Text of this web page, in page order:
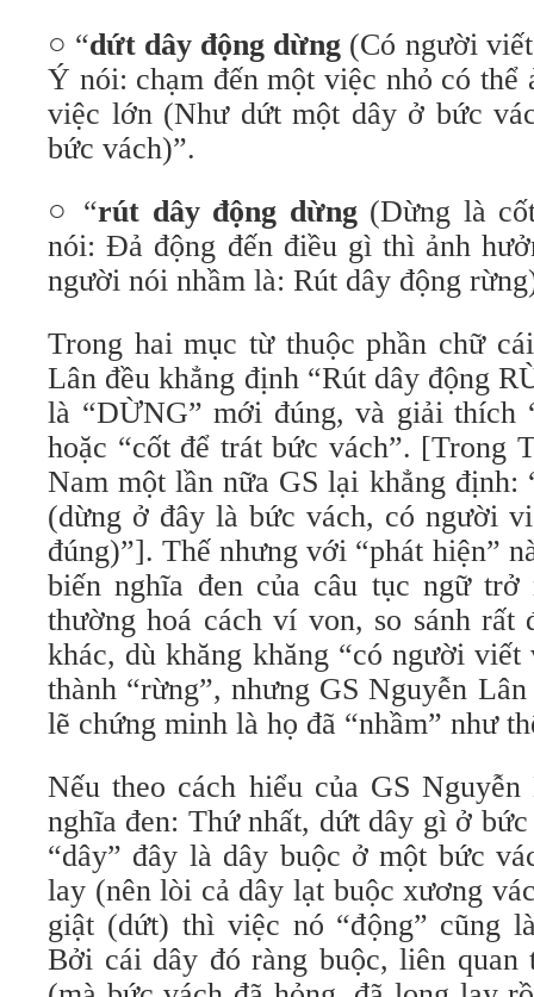
○ “dứt dây động dừng (Có người
Ý nói: chạm đến một việc nhỏ có thể
việc lớn (Như dứt một dây ở bức
bức vách)”.
○ “rút dây động dừng(Dừng là
nói: Đả động đến điều gì thì ảnh
người nói nhầm là: Rút dây động
Trong hai mục từ thuộc phần chữ
Lân đều khẳng định “Rút dây động
là “DỪNG” mới đúng, và giải thích
hoặc “cốt để trát bức vách”. [Trong
Nam một lần nữa GS lại khẳng định:
(dừng ở đây là bức vách, có người
đúng)”]. Thế nhưng với “phát hiện”
biến nghĩa đen của câu tục ngữ
thường hoá cách ví von, so sánh rất
khác, dù khăng khăng “có người viết
thành “rừng”, nhưng GS Nguyễn
lẽ chứng minh là họ đã “nhầm” như
Nếu theo cách hiểu của GS
nghĩa đen: Thứ nhất, dứt dây gì ở
“dây” đây là dây buộc ở một bức
lay (nên lòi cả dây lạt buộc xương
giật (dứt) thì việc nó “động” cũng
Bởi cái dây đó ràng buộc, liên